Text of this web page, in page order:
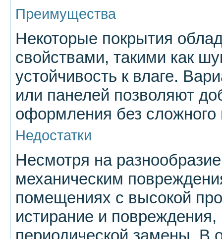
Преимущества
Некоторые покрытия
свойствами, такими как
устойчивость к влаге.
или панелей позволяют
оформления без
Недостатки
Несмотря на
механическим
помещениях с высокой
истирание и повреждения,
периодической замены. В